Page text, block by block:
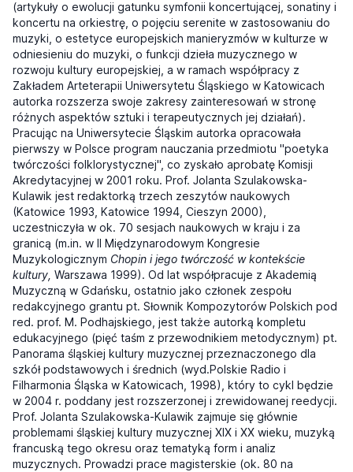
(artykuły o ewolucji gatunku symfonii koncertującej, sonatiny i
koncertu na orkiestrę, o pojęciu serenite w zastosowaniu do
muzyki, o estetyce europejskich manieryzmów w kulturze w
odniesieniu do muzyki, o funkcji dzieła muzycznego w
rozwoju kultury europejskiej, a w ramach współpracy z
Zakładem Arteterapii Uniwersytetu Śląskiego w Katowicach
autorka rozszerza swoje zakresy zainteresowań w stronę
różnych aspektów sztuki i terapeutycznych jej działań).
Pracując na Uniwersytecie Śląskim autorka opracowała
pierwszy w Polsce program nauczania przedmiotu "poetyka
twórczości folklorystycznej", co zyskało aprobatę Komisji
Akredytacyjnej w 2001 roku. Prof. Jolanta Szulakowska-
Kulawik jest redaktorką trzech zeszytów naukowych
(Katowice 1993, Katowice 1994, Cieszyn 2000),
uczestniczyła w ok. 70 sesjach naukowych w kraju i za
granicą (m.in. w II Międzynarodowym Kongresie
Muzykologicznym Chopin i jego twórczość w kontekście
kultury, Warszawa 1999). Od lat współpracuje z Akademią
Muzyczną w Gdańsku, ostatnio jako członek zespołu
redakcyjnego grantu pt. Słownik Kompozytorów Polskich pod
red. prof. M. Podhajskiego, jest także autorką kompletu
edukacyjnego (pięć taśm z przewodnikiem metodycznym) pt.
Panorama śląskiej kultury muzycznej przeznaczonego dla
szkół podstawowych i średnich (wyd.Polskie Radio i
Filharmonia Śląska w Katowicach, 1998), który to cykl będzie
w 2004 r. poddany jest rozszerzonej i zrewidowanej reedycji.
Prof. Jolanta Szulakowska-Kulawik zajmuje się głównie
problemami śląskiej kultury muzycznej XIX i XX wieku, muzyką
francuską tego okresu oraz tematyką form i analiz
muzycznych. Prowadzi prace magisterskie (ok. 80 na